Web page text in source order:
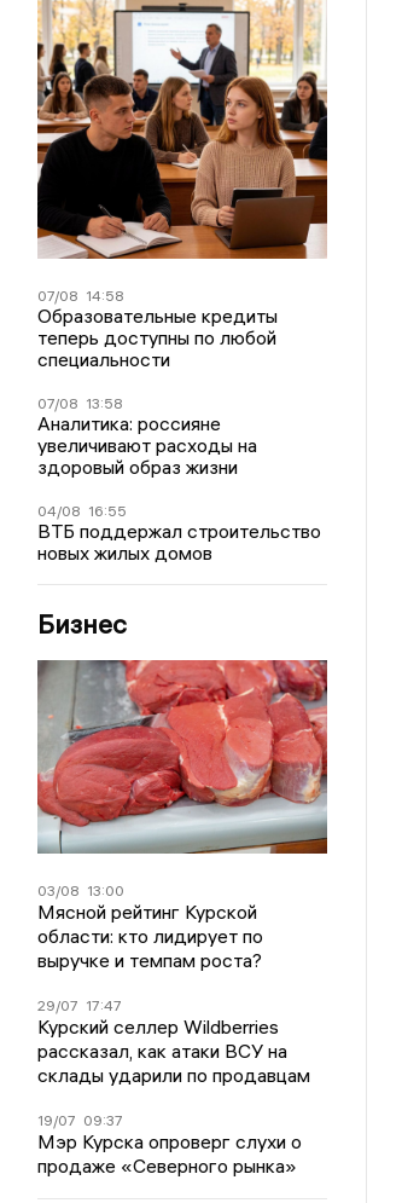
07/08 14:58
Образовательные кредиты
теперь доступны по любой
специальности
07/08 13:58
Аналитика: россияне
увеличивают расходы на
здоровый образ жизни
04/08 16:55
ВТБ поддержал строительство
новых жилых домов
Бизнес
03/08 13:00
Мясной рейтинг Курской
области: кто лидирует по
выручке и темпам роста?
29/07 17:47
Курский селлер Wildberries
рассказал, как атаки ВСУ на
склады ударили по продавцам
19/07 09:37
Мэр Курска опроверг слухи о
продаже «Северного рынка»